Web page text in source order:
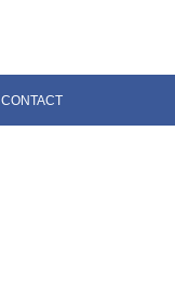
CONTACT